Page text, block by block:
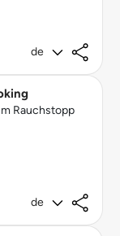
de
Rauchstopp
de